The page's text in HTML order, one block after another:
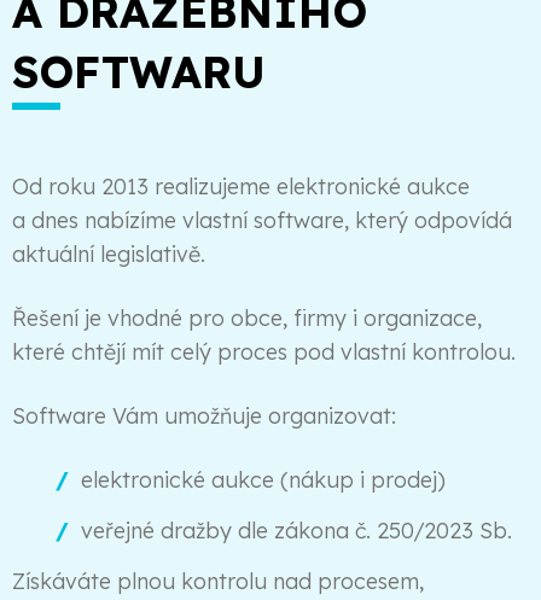
A DRAŽEBNÍHO
SOFTWARU
Od roku 2013 realizujeme elektronické aukce
a dnes nabízíme vlastní software, který odpovídá
aktuální legislativě.
Řešení je vhodné pro obce, firmy i organizace,
které chtějí mít celý proces pod vlastní kontrolou.
Software Vám umožňuje organizovat:
elektronické aukce (nákup i prodej)
veřejné dražby dle zákona č. 250/2023 Sb.
Získáváte plnou kontrolu nad procesem,